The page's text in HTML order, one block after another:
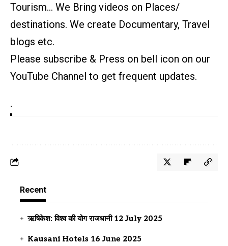
Tourism… We Bring videos on Places/
destinations. We create Documentary, Travel
blogs etc.
Please subscribe & Press on bell icon on our
YouTube Channel to get frequent updates.
.
Recent
ऋषिकेश: विश्व की योग राजधानी 12 July 2025
Kausani Hotels 16 June 2025